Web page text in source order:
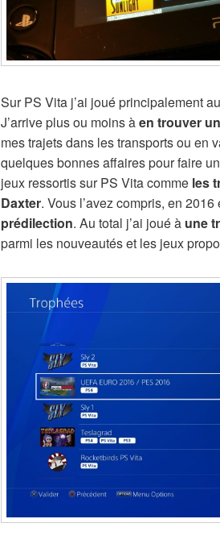
Sur PS Vita j’ai joué principalement
J’arrive plus ou moins àen trouver
mes trajets dans les transports ou en
quelques bonnes affaires pour faire
jeux ressortis sur PS Vita comme les
Daxter. Vous l’avez compris, en 2016
prédilection. Au total j’ai joué à une
parmi les nouveautés et les jeux